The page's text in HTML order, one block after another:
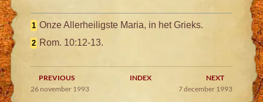
1 Onze Allerheiligste Maria, in het Grieks.
2 Rom. 10:12-13.
PREVIOUS INDEX
NEXT
26 november 1993
7 december 1993